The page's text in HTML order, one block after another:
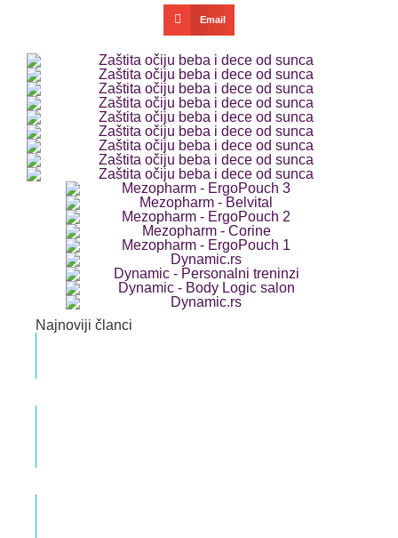
Email
Najnoviji članci